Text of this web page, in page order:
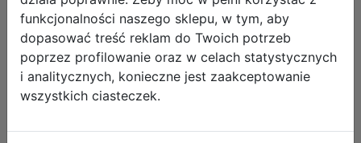
funkcjonalności naszego sklepu, w tym, aby
dopasować treść reklam do Twoich potrzeb
poprzez profilowanie oraz w celach statystycznych
i analitycznych, konieczne jest zaakceptowanie
wszystkich ciasteczek.